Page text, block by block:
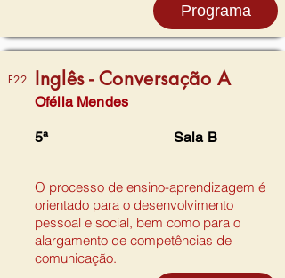
Programa
F22 Inglês - Conversação A
Ofélia Mendes
5ª Sala B
O processo de ensino-aprendizagem é
orientado para o desenvolvimento
pessoal e social, bem como para o
alargamento de competências de
comunicação.